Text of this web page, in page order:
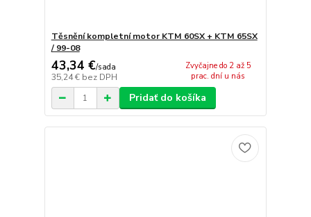
Těsnění kompletní motor KTM 60SX + KTM 65SX
/ 99-08
43,34 €/sada
35,24 € bez DPH
Zvyčajne do 2 až 5
prac. dní u nás
Pridať do košíka